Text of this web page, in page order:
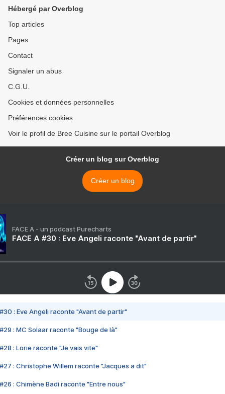
Hébergé par Overblog
Top articles
Pages
Contact
Signaler un abus
C.G.U.
Cookies et données personnelles
Préférences cookies
Voir le profil de Bree Cuisine sur le portail Overblog
Créer un blog sur Overblog
Créer un blog
FACE A - un podcast Purecharts
FACE A #30 : Eve Angeli raconte "Avant de partir"
#30 : Eve Angeli raconte "Avant de partir"
#29 : MC Solaar raconte "Bouge de là"
#28 : Lorie raconte "Je vais vite"
#27 : Christophe Willem raconte "Jacques a dit"
#26 : Chimène Badi raconte "Entre nous"